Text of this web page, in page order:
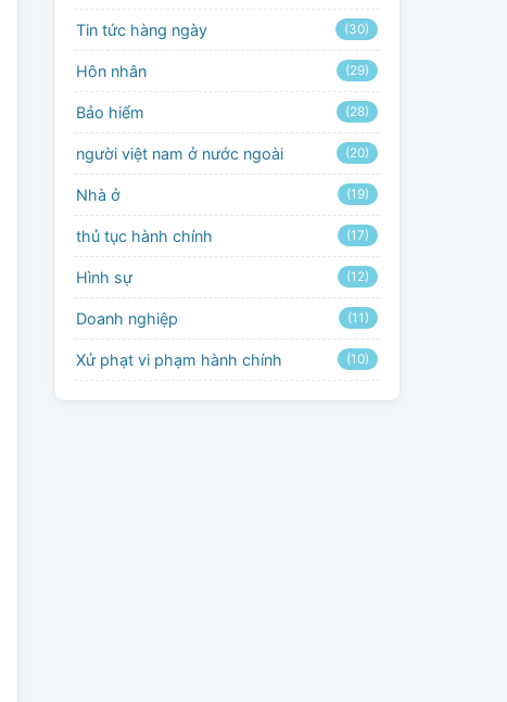
Tin tức hàng ngày (30)
Hôn nhân (29)
Bảo hiểm (28)
người việt nam ở nước ngoài (20)
Nhà ở (19)
thủ tục hành chính (17)
Hình sự (12)
Doanh nghiệp (11)
Xử phạt vi phạm hành chính (10)